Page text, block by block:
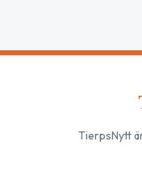
TierpsNytt